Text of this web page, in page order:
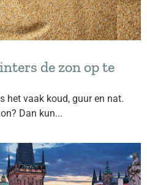
de zon op te
het vaak koud, guur en nat.
Dan kun...